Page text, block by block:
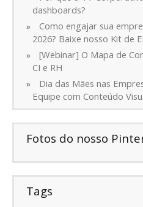
dashboards?
Como engajar sua
2026? Baixe nosso Kit de
[Webinar] O Mapa de
CI e RH
Dia das Mães nas
Equipe com Conteúdo
Fotos do nosso
Tags